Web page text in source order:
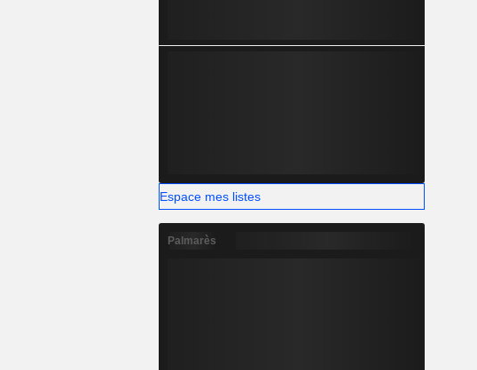
Espace mes listes
Palmarès